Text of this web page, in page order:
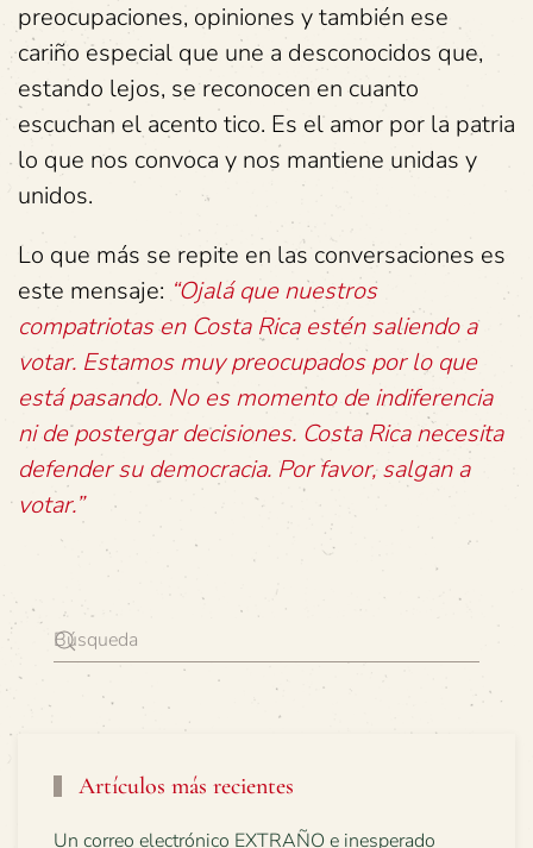
preocupaciones, opiniones y también ese
cariño especial que une a desconocidos que,
estando lejos, se reconocen en cuanto
escuchan el acento tico. Es el amor por la patria
lo que nos convoca y nos mantiene unidas y
unidos.
Lo que más se repite en las conversaciones es
este mensaje: “Ojalá que nuestros
compatriotas en Costa Rica estén saliendo a
votar. Estamos muy preocupados por lo que
está pasando. No es momento de indiferencia
ni de postergar decisiones. Costa Rica necesita
defender su democracia. Por favor, salgan a
votar.”
Artículos más recientes
Un correo electrónico EXTRAÑO e inesperado